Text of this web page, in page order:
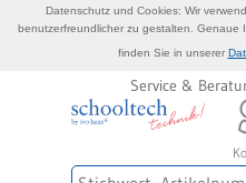
Service &
Datenschutz und Cookies: Wir
benutzerfreundlicher zu gestalten. Genaue
finden Sie in unserer